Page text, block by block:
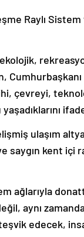
Raylı
ekolojik,
çevreyi,
ulaşım
saygın kent
ağlarıyla
aynı
edecek,